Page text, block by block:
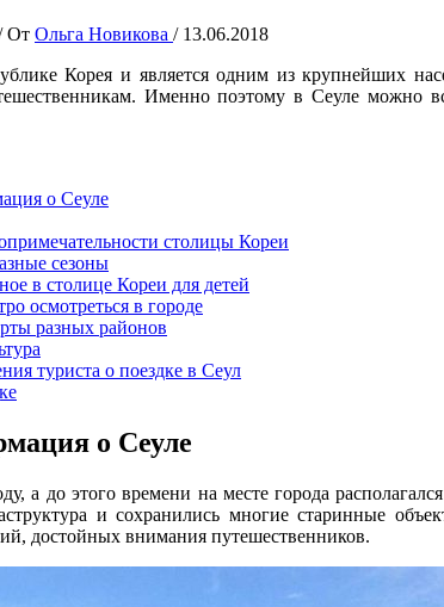
От Ольга Новикова / 13.06.2018
Корея и является одним из крупнейших
Именно поэтому в Сеуле можно
о Сеуле
столицы Кореи
сезоны
в столице Кореи для детей
осмотреться в городе
разных районов
туриста о поездке в Сеул
о Сеуле
а до этого времени на месте города
и сохранились многие старинные
достойных внимания путешественников.